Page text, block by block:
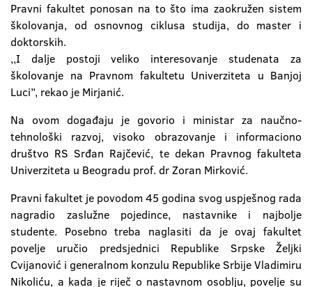
Pravni fakultet ponosan na to što ima zaokružen sistem
školovanja, od osnovnog ciklusa studija, do master i
doktorskih.
,,I dalje postoji veliko interesovanje studenata za
školovanje na Pravnom fakultetu Univerziteta u Banjoj
Luci’’, rekao je Mirjanić.
Na ovom događaju je govorio i ministar za naučno-
tehnološki razvoj, visoko obrazovanje i informaciono
društvo RS Srđan Rajčević, te dekan Pravnog fakulteta
Univerziteta u Beogradu prof. dr Zoran Mirković.
Pravni fakultet je povodom 45 godina svog uspješnog rada
nagradio zaslužne pojedince, nastavnike i najbolje
studente. Posebno treba naglasiti da je ovaj fakultet
povelje uručio predsjednici Republike Srpske Željki
Cvijanović i generalnom konzulu Republike Srbije Vladimiru
Nikoliću, a kada je riječ o nastavnom osoblju, povelje su